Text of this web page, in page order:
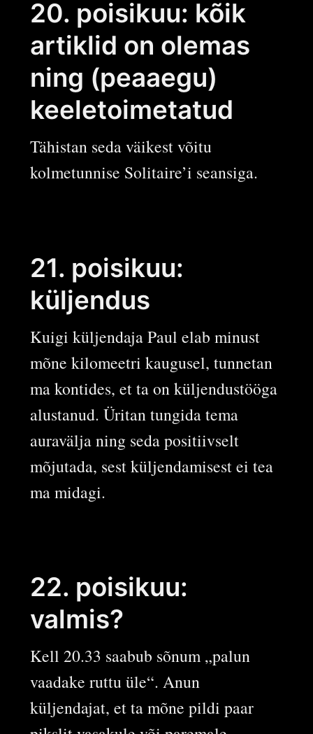
20. poisikuu: kõik
artiklid on olemas
ning (peaaegu)
keeletoimetatud
Tähistan seda väikest võitu
kolmetunnise Solitaire’i seansiga.
21. poisikuu:
küljendus
Kuigi küljendaja Paul elab minust
mõne kilomeetri kaugusel, tunnetan
ma kontides, et ta on küljendustööga
alustanud. Üritan tungida tema
auravälja ning seda positiivselt
mõjutada, sest küljendamisest ei tea
ma midagi.
22. poisikuu:
valmis?
Kell 20.33 saabub sõnum „palun
vaadake ruttu üle“. Anun
küljendajat, et ta mõne pildi paar